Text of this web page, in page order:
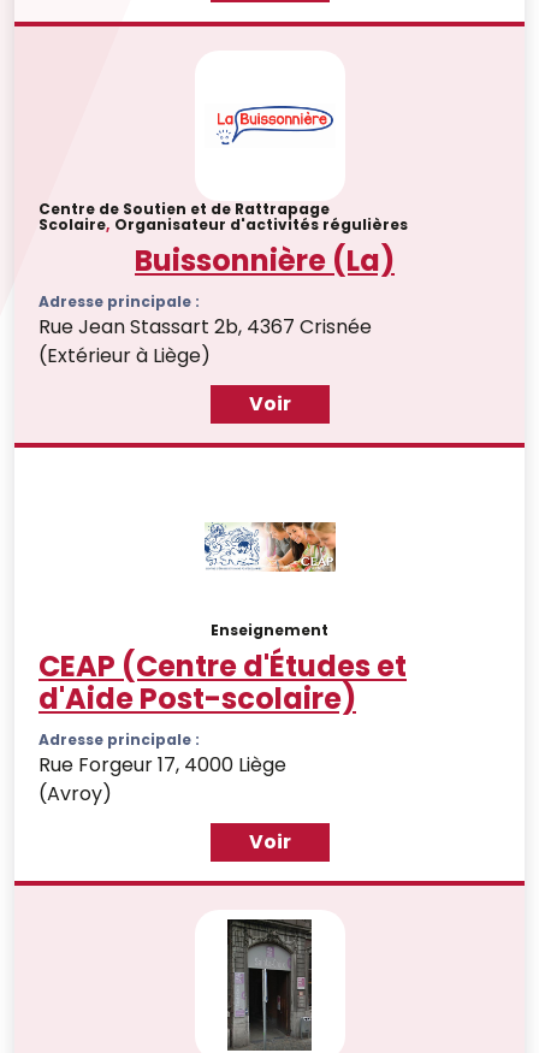
Centre de Soutien et de Rattrapage
Scolaire, Organisateur d'activités régulières
Buissonnière (La)
Adresse principale :
Rue Jean Stassart 2b, 4367 Crisnée
(Extérieur à Liège)
Voir
Enseignement
CEAP (Centre d'Études et
d'Aide Post-scolaire)
Adresse principale :
Rue Forgeur 17, 4000 Liège
(Avroy)
Voir